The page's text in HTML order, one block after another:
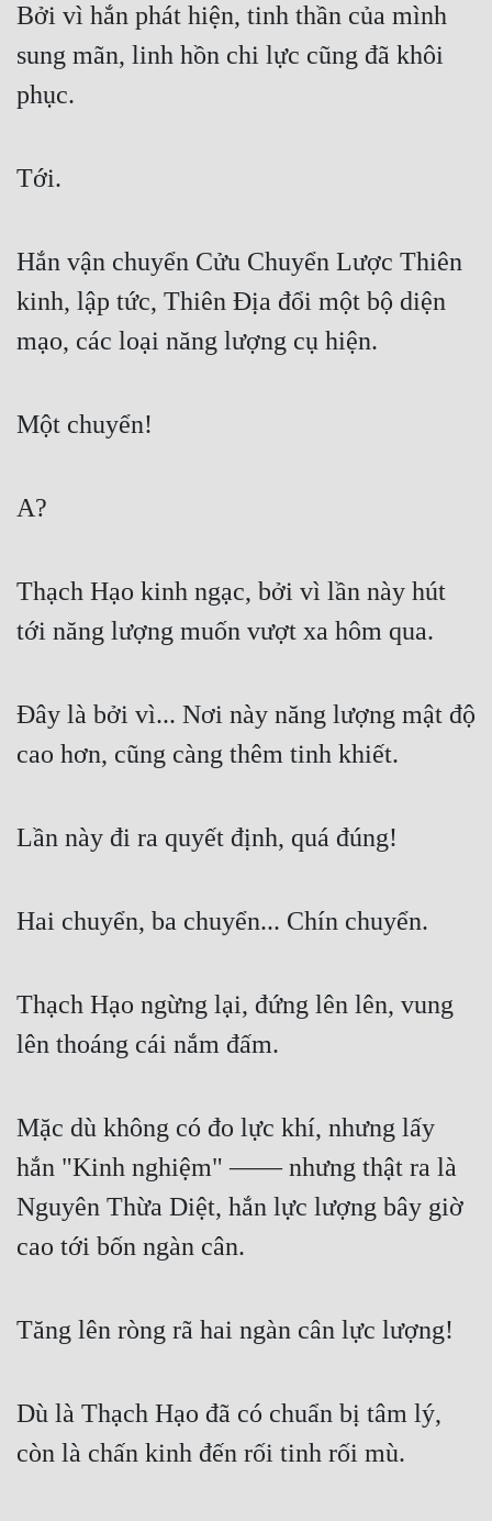
Bởi vì hắn phát hiện, tinh thần của mình
sung mãn, linh hồn chi lực cũng đã khôi
phục.
Tới.
Hắn vận chuyển Cửu Chuyển Lược Thiên
kinh, lập tức, Thiên Địa đổi một bộ diện
mạo, các loại năng lượng cụ hiện.
Một chuyển!
A?
Thạch Hạo kinh ngạc, bởi vì lần này hút
tới năng lượng muốn vượt xa hôm qua.
Đây là bởi vì... Nơi này năng lượng mật độ
cao hơn, cũng càng thêm tinh khiết.
Lần này đi ra quyết định, quá đúng!
Hai chuyển, ba chuyển... Chín chuyển.
Thạch Hạo ngừng lại, đứng lên lên, vung
lên thoáng cái nắm đấm.
Mặc dù không có đo lực khí, nhưng lấy
hắn "Kinh nghiệm" —— nhưng thật ra là
Nguyên Thừa Diệt, hắn lực lượng bây giờ
cao tới bốn ngàn cân.
Tăng lên ròng rã hai ngàn cân lực lượng!
Dù là Thạch Hạo đã có chuẩn bị tâm lý,
còn là chấn kinh đến rối tinh rối mù.